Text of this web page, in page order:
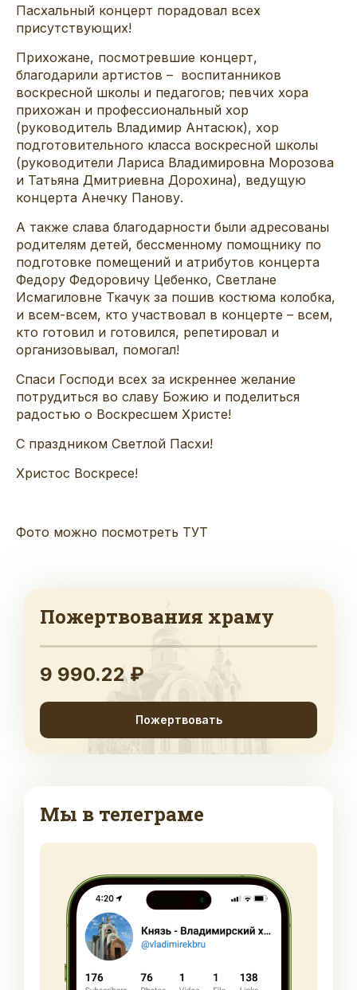
Пасхальный концерт порадовал всех
присутствующих!
Прихожане, посмотревшие концерт,
благодарили артистов – воспитанников
воскресной школы и педагогов; певчих хора
прихожан и профессиональный хор
(руководитель Владимир Антасюк), хор
подготовительного класса воскресной школы
(руководители Лариса Владимировна Морозова
и Татьяна Дмитриевна Дорохина), ведущую
концерта Анечку Панову.
А также слава благодарности были адресованы
родителям детей, бессменному помощнику по
подготовке помещений и атрибутов концерта
Федору Федоровичу Цебенко, Светлане
Исмагиловне Ткачук за пошив костюма колобка,
и всем-всем, кто участвовал в концерте – всем,
кто готовил и готовился, репетировал и
организовывал, помогал!
Спаси Господи всех за искреннее желание
потрудиться во славу Божию и поделиться
радостью о Воскресшем Христе!
С праздником Светлой Пасхи!
Христос Воскресе!
Фото можно посмотреть ТУТ
Пожертвования храму
9 990.22 ₽
Пожертвовать
Мы в телеграме